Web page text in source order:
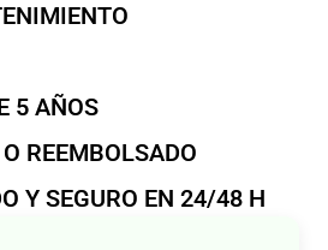
5 AÑOS
REEMBOLSADO
Y SEGURO EN 24/48 H